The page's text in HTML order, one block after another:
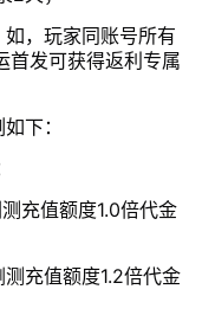
如，玩家同账号所有
首发可获得返利专属
下：
充值额度1.0倍代金
充值额度1.2倍代金